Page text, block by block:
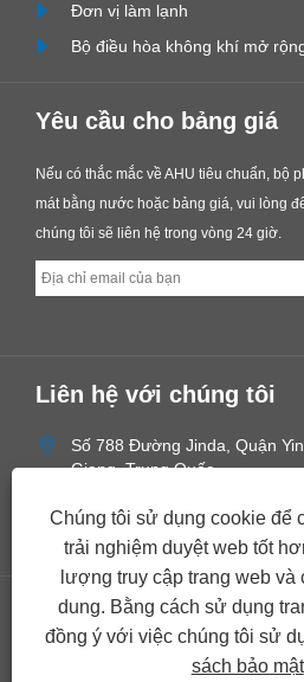
Chúng tôi sử dụng cookie để
trải nghiệm duyệt web tốt
lượng truy cập trang web và
dung. Bằng cách sử dụng
đồng ý với việc chúng tôi sử
sách bảo mật
Đơn vị làm lạnh
Bộ điều hòa không khí mở
Yêu cầu cho bảng giá
Nếu có thắc mắc về AHU tiêu chuẩn, bộ
mát bằng nước hoặc bảng giá, vui lòng
chúng tôi sẽ liên hệ trong vòng 24 giờ.
Liên hệ với chúng tôi
Số 788 Đường Jinda, Quận
Giang, Trung Quốc
sales@ecoairnb.com
Links Sitemap RSS XML